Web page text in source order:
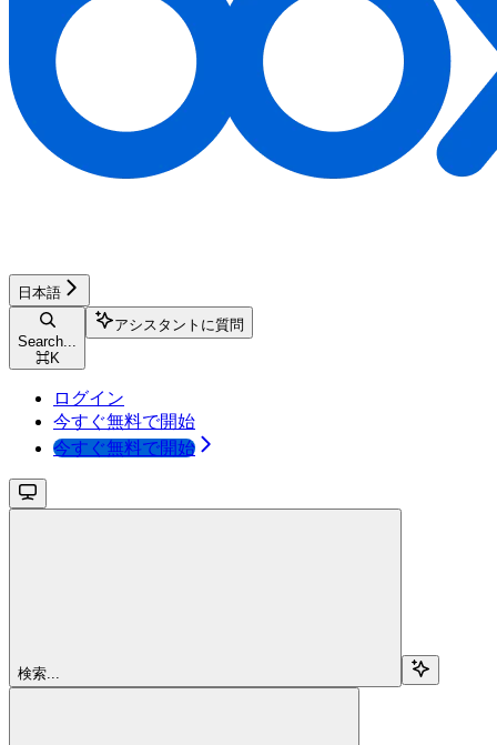
日本語
Search...
⌘K
アシスタントに質問
ログイン
今すぐ無料で開始
今すぐ無料で開始
検索...